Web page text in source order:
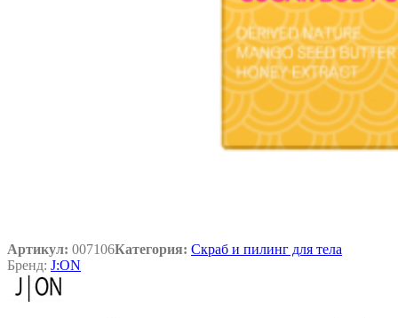
Артикул: 007106Категория: Скраб и пилинг для тела
Бренд: J:ON